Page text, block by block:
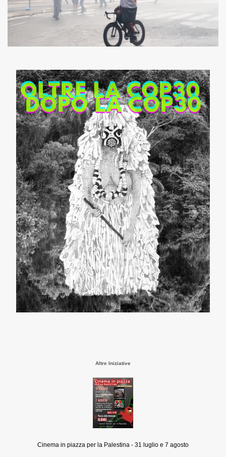
Altre Iniziative
Cinema in piazza per la Palestina - 31 luglio e 7 agosto